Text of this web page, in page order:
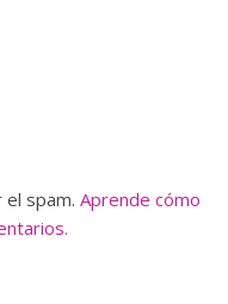
spam. Aprende cómo